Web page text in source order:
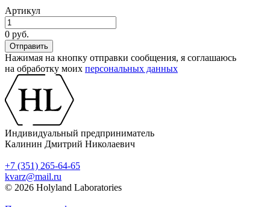
Артикул
0 руб.
Нажимая на кнопку отправки сообщения, я соглашаюсь
на обработку моих персональных данных
Индивидуальный предприниматель
Калинин Дмитрий Николаевич
+7 (351) 265-64-65
kvarz@mail.ru
© 2026 Holyland Laboratories